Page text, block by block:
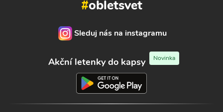
#obletsvet
Sleduj nás na instagramu
Akční letenky do kapsy Novinka